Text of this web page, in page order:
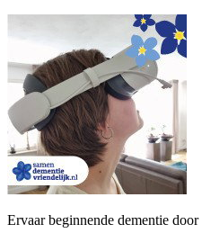
Ervaar beginnende dementie